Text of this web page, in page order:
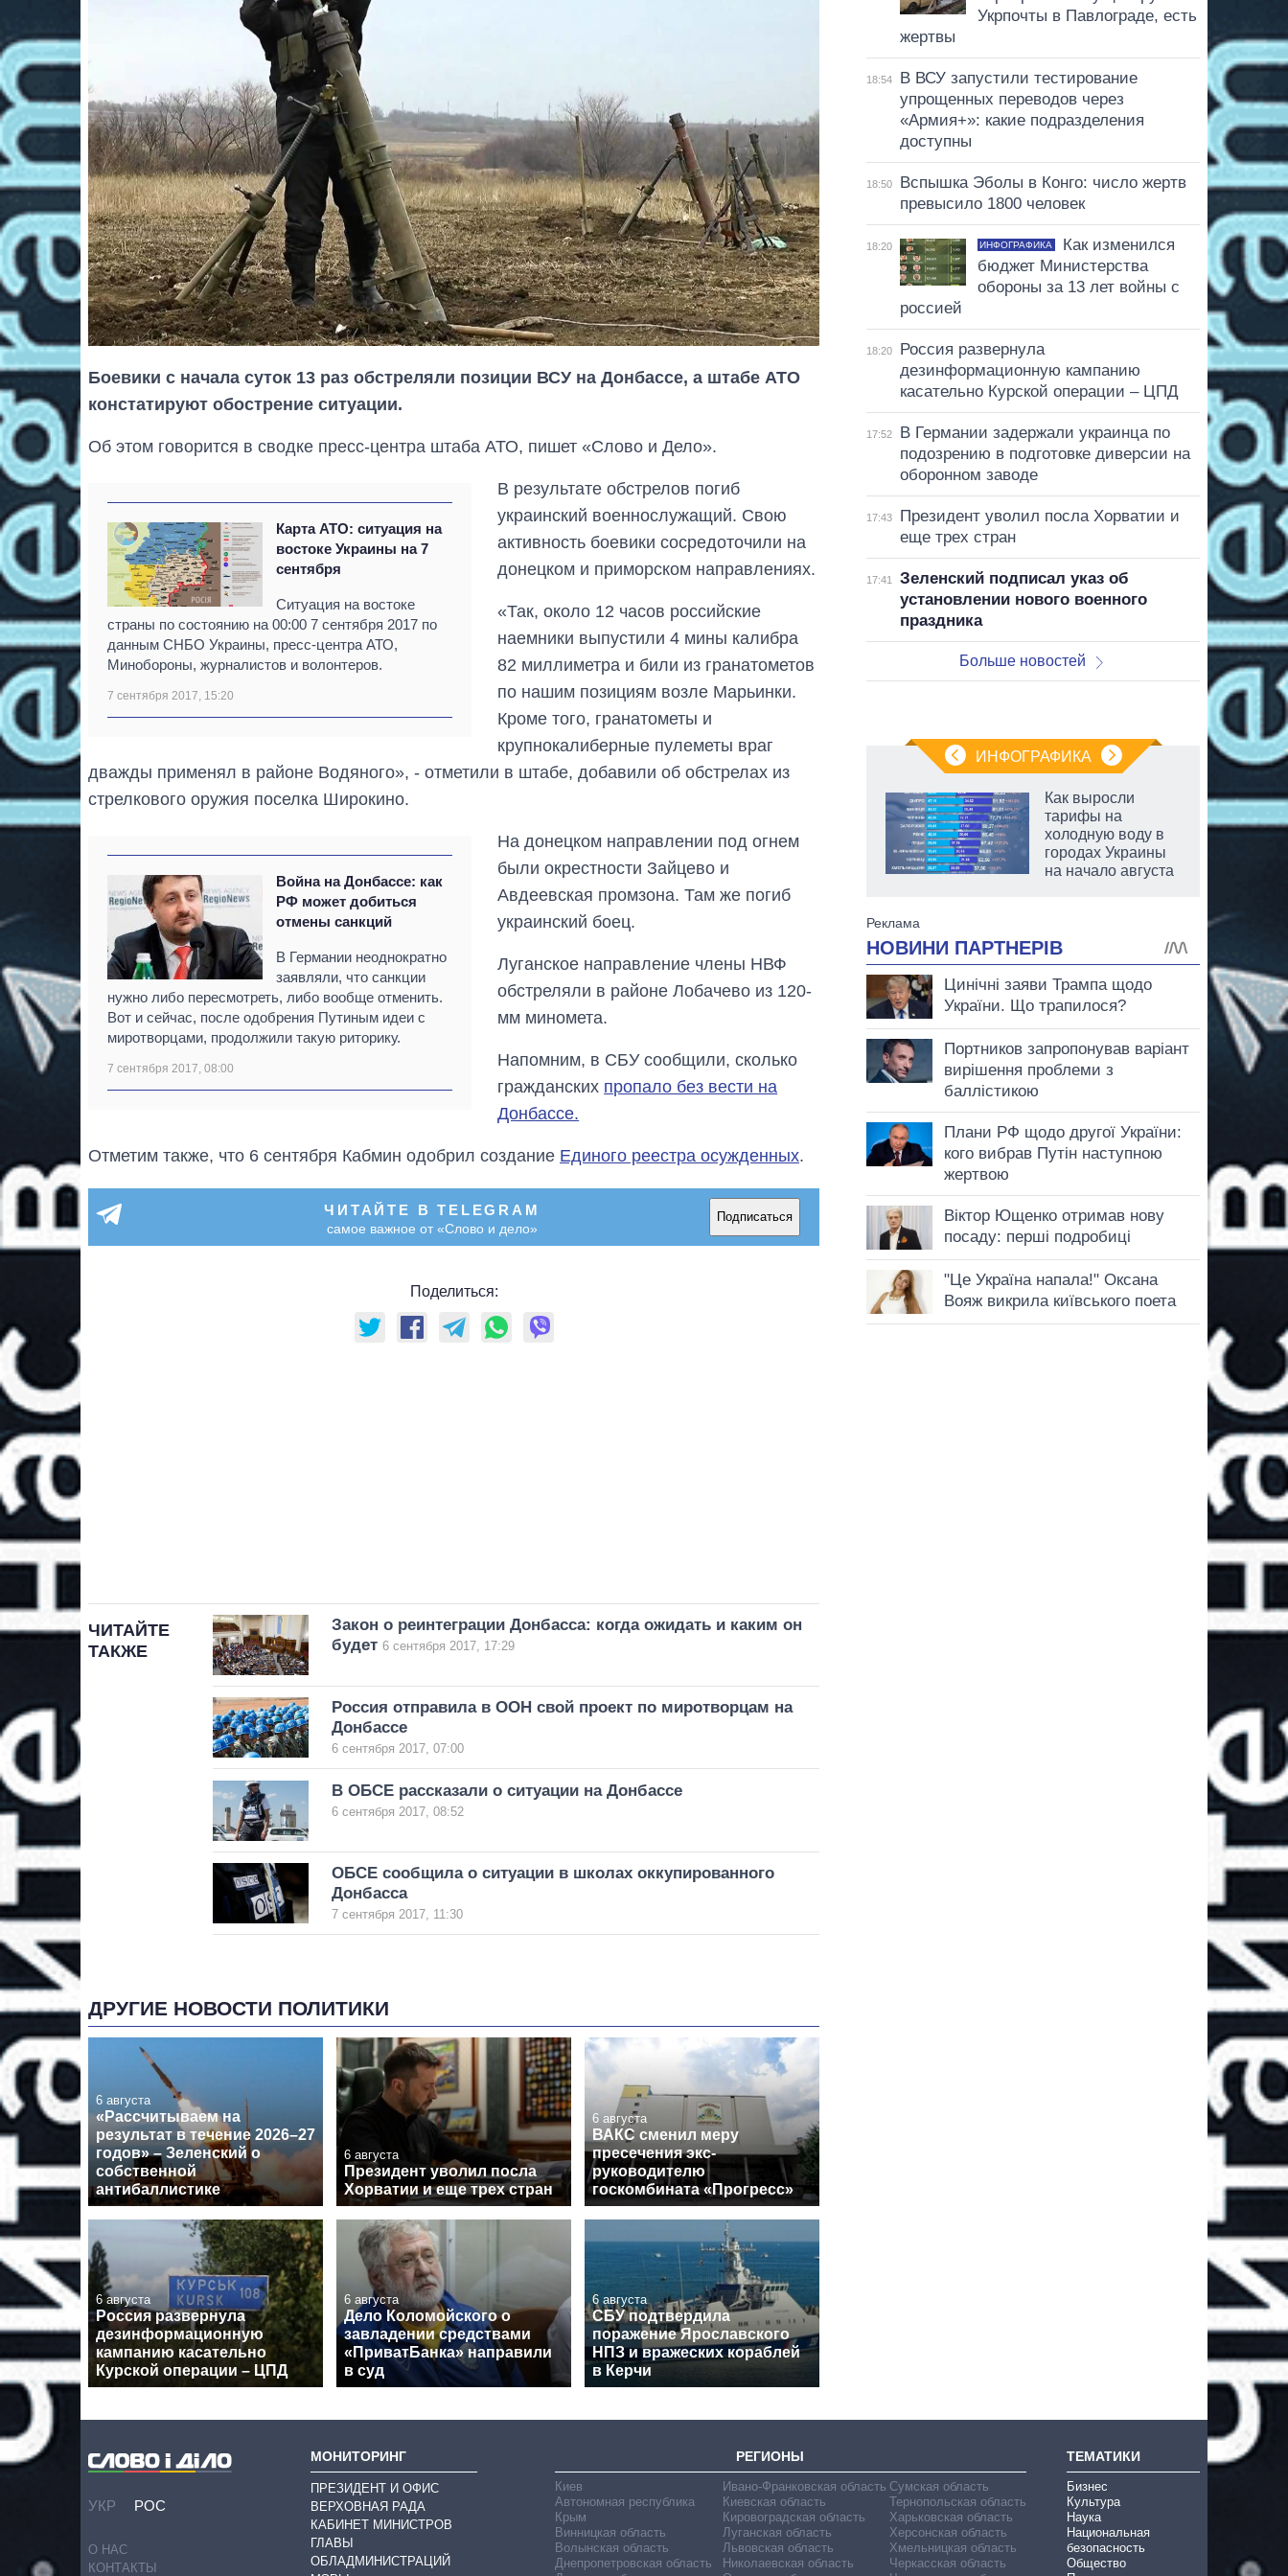
Боевики с начала суток 13 раз обстреляли позиции ВСУ на Донбассе, а штабе АТО
констатируют обострение ситуации.
Об этом говорится в сводке пресс-центра штаба АТО, пишет «Слово и Дело».
Карта АТО: ситуация на
востоке Украины на 7
сентября
Ситуация на востоке
страны по состоянию на 00:00 7 сентября 2017 по
данным СНБО Украины, пресс-центра АТО,
Минобороны, журналистов и волонтеров.
7 сентября 2017, 15:20
В результате обстрелов погиб
украинский военнослужащий. Свою
активность боевики сосредоточили на
донецком и приморском направлениях.
«Так, около 12 часов российские
наемники выпустили 4 мины калибра
82 миллиметра и били из гранатометов
по нашим позициям возле Марьинки.
Кроме того, гранатометы и
крупнокалиберные пулеметы враг
дважды применял в районе Водяного», - отметили в штабе, добавили об обстрелах из
стрелкового оружия поселка Широкино.
Война на Донбассе: как
РФ может добиться
отмены санкций
В Германии неоднократно
заявляли, что санкции
нужно либо пересмотреть, либо вообще отменить.
Вот и сейчас, после одобрения Путиным идеи с
миротворцами, продолжили такую риторику.
7 сентября 2017, 08:00
На донецком направлении под огнем
были окрестности Зайцево и
Авдеевская промзона. Там же погиб
украинский боец.
Луганское направление члены НВФ
обстреляли в районе Лобачево из 120-
мм миномета.
Напомним, в СБУ сообщили, сколько
гражданских пропало без вести на
Донбассе.
Отметим также, что 6 сентября Кабмин одобрил создание Единого реестра осужденных.
ЧИТАЙТЕ В TELEGRAM
самое важное от «Слово и дело»
Подписаться
Поделиться:
ЧИТАЙТЕ
ТАКЖЕ
Закон о реинтеграции Донбасса: когда ожидать и каким он
будет 6 сентября 2017, 17:29
Россия отправила в ООН свой проект по миротворцам на
Донбассе
6 сентября 2017, 07:00
В ОБСЕ рассказали о ситуации на Донбассе
6 сентября 2017, 08:52
ОБСЕ сообщила о ситуации в школах оккупированного
Донбасса
7 сентября 2017, 11:30
ДРУГИЕ НОВОСТИ ПОЛИТИКИ
6 августа
«Рассчитываем на
результат в течение 2026–27
годов» – Зеленский о
собственной
антибаллистике
6 августа
Президент уволил посла
Хорватии и еще трех стран
6 августа
ВАКС сменил меру
пресечения экс-
руководителю
госкомбината «Прогресс»
6 августа
Россия развернула
дезинформационную
кампанию касательно
Курской операции – ЦПД
6 августа
Дело Коломойского о
завладении средствами
«ПриватБанка» направили
в суд
6 августа
СБУ подтвердила
поражение Ярославского
НПЗ и вражеских кораблей
в Керчи
Укрпочты в Павлограде, есть
жертвы
18:54
В ВСУ запустили тестирование
упрощенных переводов через
«Армия+»: какие подразделения
доступны
18:50
Вспышка Эболы в Конго: число жертв
превысило 1800 человек
18:20 ИНФОГРАФИКА
Как изменился
бюджет Министерства
обороны за 13 лет войны с
россией
18:20
Россия развернула
дезинформационную кампанию
касательно Курской операции – ЦПД
17:52
В Германии задержали украинца по
подозрению в подготовке диверсии на
оборонном заводе
17:43
Президент уволил посла Хорватии и
еще трех стран
17:41
Зеленский подписал указ об
установлении нового военного
праздника
Больше новостей
ИНФОГРАФИКА
Министерства
обороны за 13 лет
войны с россией
Как выросли
тарифы на
холодную воду в
городах Украины
на начало августа
УКР РОС
О НАС
КОНТАКТЫ
МОНИТОРИНГ
ПРЕЗИДЕНТ И ОФИС
ВЕРХОВНАЯ РАДА
КАБИНЕТ МИНИСТРОВ
ГЛАВЫ
ОБЛАДМИНИСТРАЦИЙ
РЕГИОНЫ
Киев
Автономная республика
Крым
Винницкая область
Волынская область
Днепропетровская область
Ивано-Франковская область
Киевская область
Кировоградская область
Луганская область
Львовская область
Николаевская область
Сумская область
Тернопольская область
Харьковская область
Херсонская область
Хмельницкая область
Черкасская область
ТЕМАТИКИ
Бизнес
Культура
Наука
Национальная
безопасность
Общество